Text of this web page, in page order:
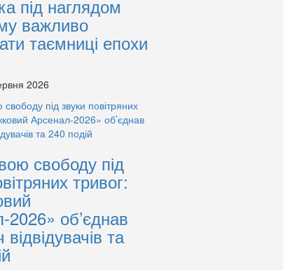
під наглядом
важливо
таємниці епохи
2026
свободу під
тривог:
2026» об’єднав
та